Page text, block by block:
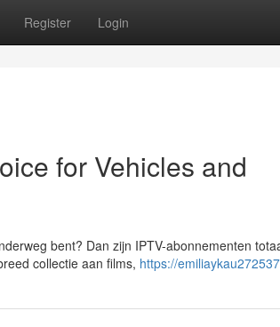
Register Login
for Vehicles and
bent? Dan zijn IPTV-abonnementen
collectie aan films, https://